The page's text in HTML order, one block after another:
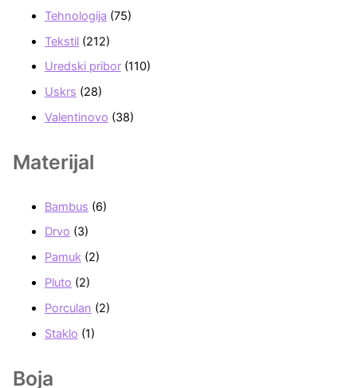
Tehnologija (75)
Tekstil (212)
Uredski pribor (110)
Uskrs (28)
Valentinovo (38)
Materijal
Bambus (6)
Drvo (3)
Pamuk (2)
Pluto (2)
Porculan (2)
Staklo (1)
Boja